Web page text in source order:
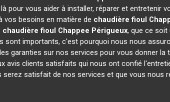
pour vous aider à installer, réparer et entretenir
vos besoins en matière de chaudière fioul
chaudière fioul Chappee Périgueux, que ce soit
importants, c'est pourquoi nous nous
garanties sur nos services pour vous donner la
avis clients satisfaits qui nous ont confié
serez satisfait de nos services et que vous nous